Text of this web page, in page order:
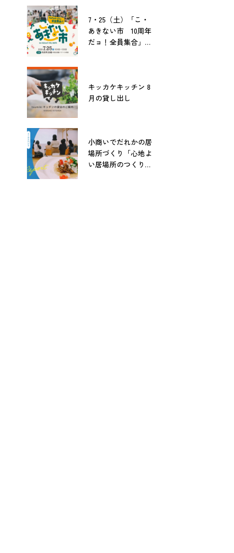
7・25（土）「こ・
あきない市 10周年
だョ！全員集合」開
キッカケキッチン 8
月の貸し出し
小商いでだれかの居
場所づくり「心地よ
い居場所のつくりか